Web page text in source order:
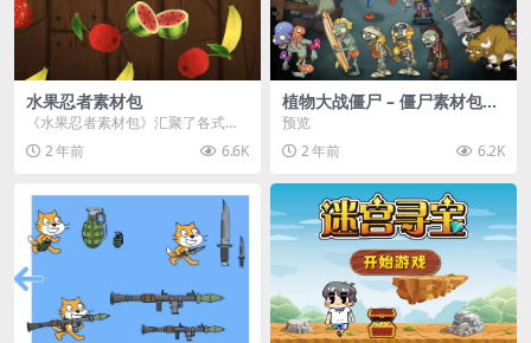
水果忍者素材包
《水果忍者素材包》汇聚了各式鲜
美诱人的水果图像与清脆悦耳的切
割音效，专为追求极致...
2 年前 6.6K
植物大战僵尸 – 僵尸素材包
【可预览】
预览
2 年前
6.2K